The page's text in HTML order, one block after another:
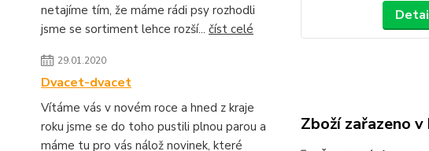
netajíme tím, že máme rádi psy rozhodli
jsme se sortiment lehce rozší... číst celé
29.01.2020
Dvacet-dvacet
Vítáme vás v novém roce a hned z kraje
roku jsme se do toho pustili plnou parou a
máme tu pro vás nálož novinek, které
Zboží zařazeno